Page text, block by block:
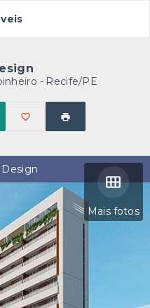
- Recife/PE
Mais fotos